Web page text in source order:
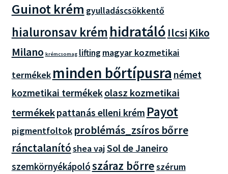
Guinot krém gyulladáscsökkentő
hialuronsav krémhidratáló Ilcsi Kiko
Milano krémcsomag lifting magyar kozmetikai
termékek minden bőrtípusra német
kozmetikai termékekolasz kozmetikai
termékekpattanás elleni krém Payot
pigmentfoltok problémás_zsíros bőrre
ránctalanítóshea vajSol de Janeiro
szemkörnyékápolószáraz bőrreszérum